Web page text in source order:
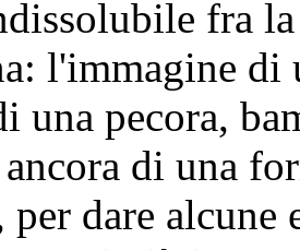
fra
l'immagine di
una pecora,
di una
dare alcune